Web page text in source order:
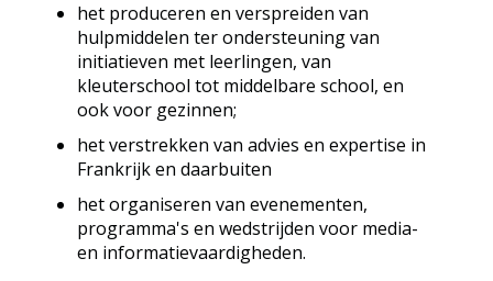
het produceren en verspreiden van
hulpmiddelen ter ondersteuning van
initiatieven met leerlingen, van
kleuterschool tot middelbare school, en
ook voor gezinnen;
het verstrekken van advies en expertise in
Frankrijk en daarbuiten
het organiseren van evenementen,
programma's en wedstrijden voor media-
en informatievaardigheden.